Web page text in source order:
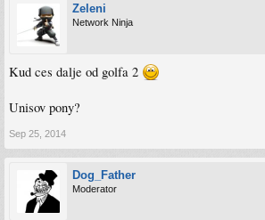
Zeleni
Network Ninja
Kud ces dalje od golfa 2
Unisov pony?
Sep 25, 2014
Dog_Father
Moderator